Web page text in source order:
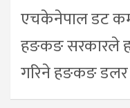
एचकेनेपाल डट
हङकङ सरकारले
गरिने हङकङ